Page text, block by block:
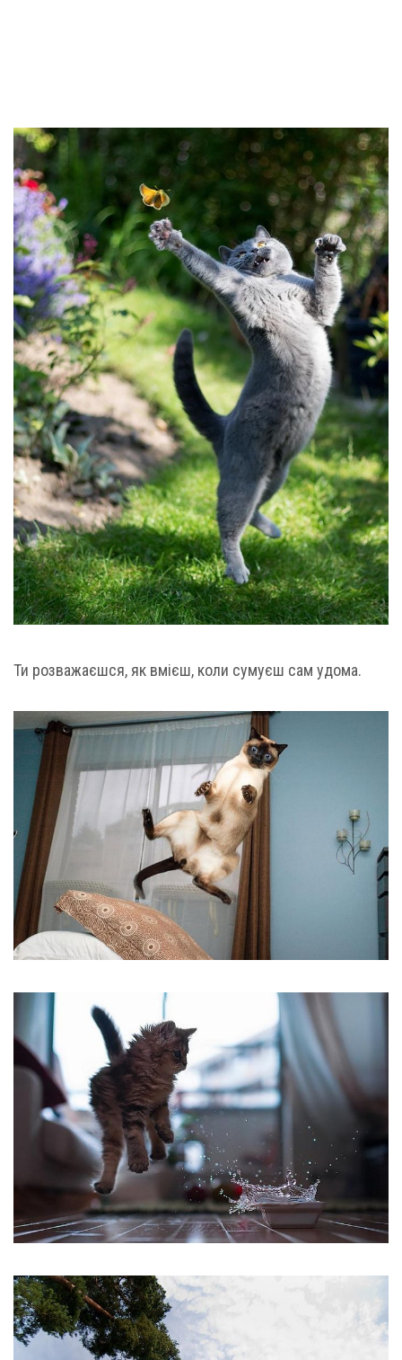
Ти розважаєшся, як вмієш, коли сумуєш сам удома.